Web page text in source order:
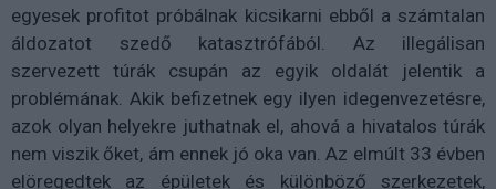
egyesek profitot próbálnak kicsikarni ebből a számtalan
áldozatot szedő katasztrófából. Az illegálisan
szervezett túrák csupán az egyik oldalát jelentik a
problémának. Akik befizetnek egy ilyen idegenvezetésre,
azok olyan helyekre juthatnak el, ahová a hivatalos túrák
nem viszik őket, ám ennek jó oka van. Az elmúlt 33 évben
elöregedtek az épületek és különböző szerkezetek,